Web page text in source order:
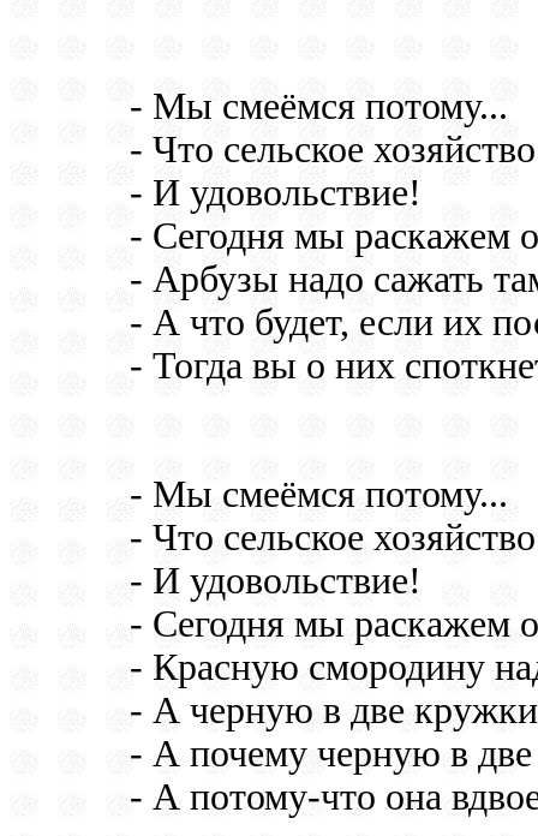
- Мы смеёмся потому...
- Что сельское
- И удовольствие!
- Сегодня мы раскажем
- Арбузы надо сажать
- А что будет, если их
- Тогда вы о них
- Мы смеёмся потому...
- Что сельское
- И удовольствие!
- Сегодня мы раскажем
- Красную смородину
- А черную в две
- А почему черную в
- А потому-что она